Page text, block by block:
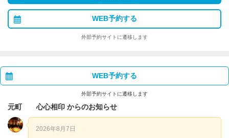
WEB予約する
外部予約サイトに遷移します
WEB予約する
外部予約サイトに遷移します
元町 心心相印 からのお知らせ
2026年8月7日